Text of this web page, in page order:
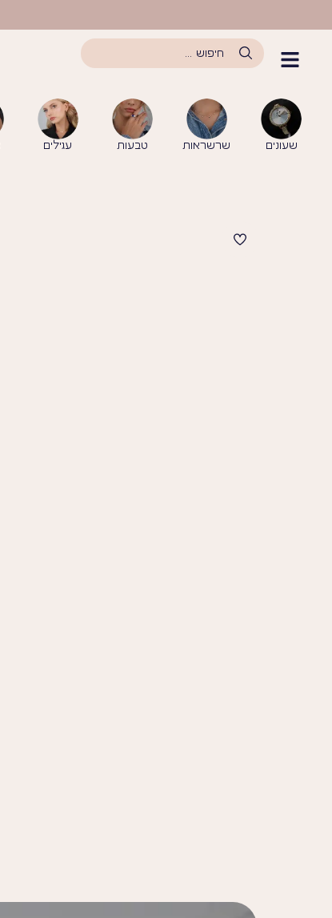
שעונים שרשראות טבעות עגילים